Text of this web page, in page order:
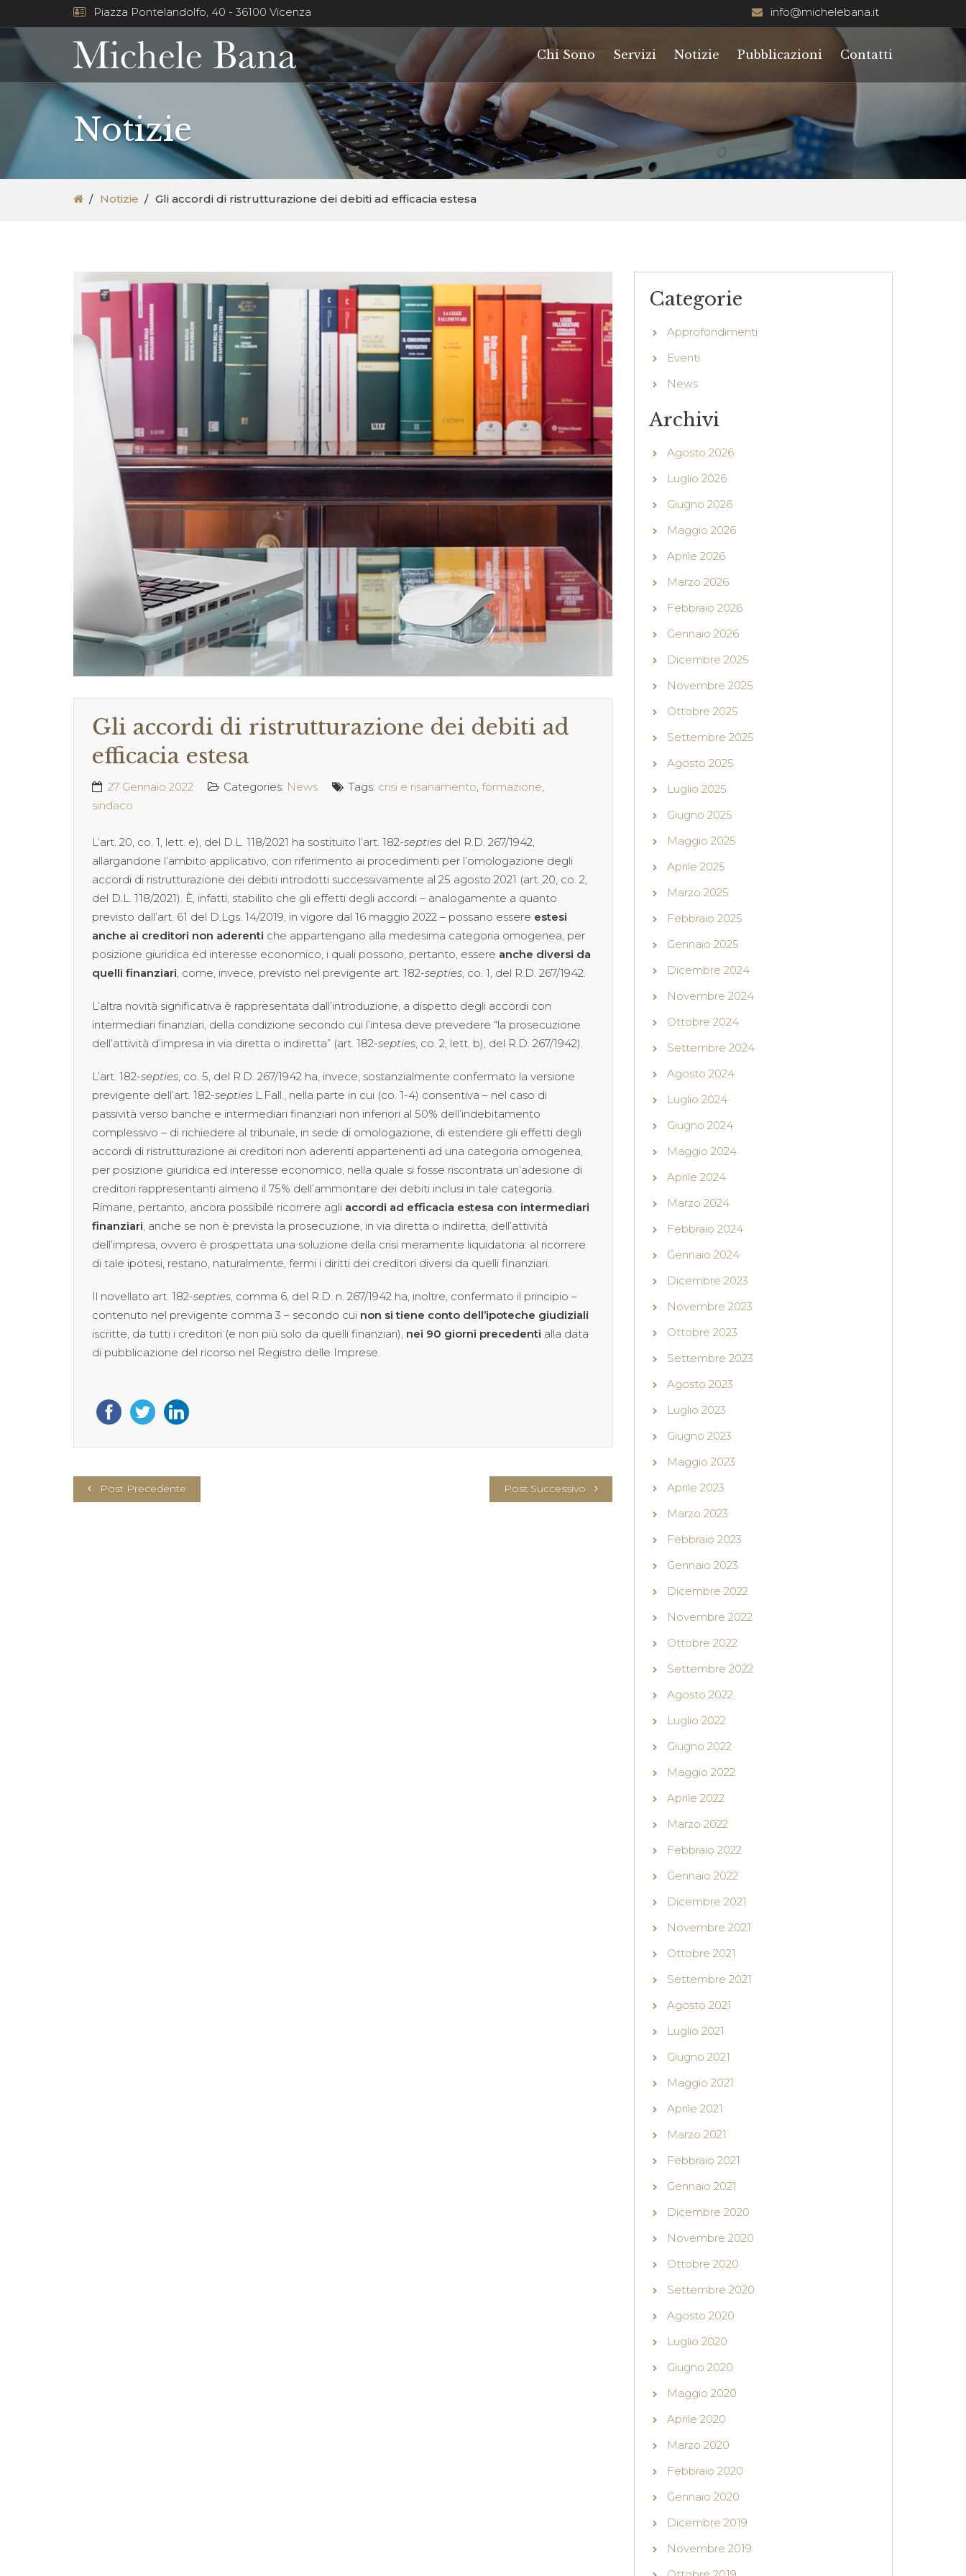
Piazza Pontelandolfo, 40 - 36100 Vicenza info@michelebana.it
Chi Sono Servizi Notizie Pubblicazioni Contatti
Notizie
Notizie Gli accordi di ristrutturazione dei debiti ad efficacia estesa
Gli accordi di ristrutturazione dei debiti ad
efficacia estesa
27 Gennaio 2022 Categories: News Tags: crisi e risanamento formazione
sindaco
L’art. 20, co. 1, lett. e), del D.L. 118/2021 ha sostituito l’art. 182-septies del R.D. 267/1942,
allargandone l’ambito applicativo, con riferimento ai procedimenti per l’omologazione degli
accordi di ristrutturazione dei debiti introdotti successivamente al 25 agosto 2021 (art. 20, co. 2,
del D.L. 118/2021). È, infatti, stabilito che gli effetti degli accordi – analogamente a quanto
previsto dall’art. 61 del D.Lgs. 14/2019, in vigore dal 16 maggio 2022 – possano essere estesi
anche ai creditori non aderenti che appartengano alla medesima categoria omogenea, per
posizione giuridica ed interesse economico, i quali possono, pertanto, essere anche diversi da
quelli finanziari , come, invece, previsto nel previgente art. 182-septies , co. 1, del R.D. 267/1942.
L’altra novità significativa è rappresentata dall’introduzione, a dispetto degli accordi con
intermediari finanziari, della condizione secondo cui l’intesa deve prevedere “la prosecuzione
dell’attività d’impresa in via diretta o indiretta” (art. 182-septies , co. 2, lett. b), del R.D. 267/1942).
L’art. 182-septies , co. 5, del R.D. 267/1942 ha, invece, sostanzialmente confermato la versione
previgente dell’art. 182-septies L.Fall., nella parte in cui (co. 1-4) consentiva – nel caso di
passività verso banche e intermediari finanziari non inferiori al 50% dell’indebitamento
complessivo – di richiedere al tribunale, in sede di omologazione, di estendere gli effetti degli
accordi di ristrutturazione ai creditori non aderenti appartenenti ad una categoria omogenea,
per posizione giuridica ed interesse economico, nella quale si fosse riscontrata un’adesione di
creditori rappresentanti almeno il 75% dell’ammontare dei debiti inclusi in tale categoria.
Rimane, pertanto, ancora possibile ricorrere agli accordi ad efficacia estesa con intermediari
finanziari , anche se non è prevista la prosecuzione, in via diretta o indiretta, dell’attività
dell’impresa, ovvero è prospettata una soluzione della crisi meramente liquidatoria: al ricorrere
di tale ipotesi, restano, naturalmente, fermi i diritti dei creditori diversi da quelli finanziari.
Il novellato art. 182-septies , comma 6, del R.D. n. 267/1942 ha, inoltre, confermato il principio –
contenuto nel previgente comma 3 – secondo cui non si tiene conto dell’ipoteche giudiziali
iscritte, da tutti i creditori (e non più solo da quelli finanziari), nei 90 giorni precedenti alla data
di pubblicazione del ricorso nel Registro delle Imprese.
Post Precedente Post Successivo
Categorie
Approfondimenti
Eventi
News
Archivi
Agosto 2026
Luglio 2026
Giugno 2026
Maggio 2026
Aprile 2026
Marzo 2026
Febbraio 2026
Gennaio 2026
Dicembre 2025
Novembre 2025
Ottobre 2025
Settembre 2025
Agosto 2025
Luglio 2025
Giugno 2025
Maggio 2025
Aprile 2025
Marzo 2025
Febbraio 2025
Gennaio 2025
Dicembre 2024
Novembre 2024
Ottobre 2024
Settembre 2024
Agosto 2024
Luglio 2024
Giugno 2024
Maggio 2024
Aprile 2024
Marzo 2024
Febbraio 2024
Gennaio 2024
Dicembre 2023
Novembre 2023
Ottobre 2023
Settembre 2023
Agosto 2023
Luglio 2023
Giugno 2023
Maggio 2023
Aprile 2023
Marzo 2023
Febbraio 2023
Gennaio 2023
Dicembre 2022
Novembre 2022
Ottobre 2022
Settembre 2022
Agosto 2022
Luglio 2022
Giugno 2022
Maggio 2022
Aprile 2022
Marzo 2022
Febbraio 2022
Gennaio 2022
Dicembre 2021
Novembre 2021
Ottobre 2021
Settembre 2021
Agosto 2021
Luglio 2021
Giugno 2021
Maggio 2021
Aprile 2021
Marzo 2021
Febbraio 2021
Gennaio 2021
Dicembre 2020
Novembre 2020
Ottobre 2020
Settembre 2020
Agosto 2020
Luglio 2020
Giugno 2020
Maggio 2020
Aprile 2020
Marzo 2020
Febbraio 2020
Gennaio 2020
Dicembre 2019
Novembre 2019